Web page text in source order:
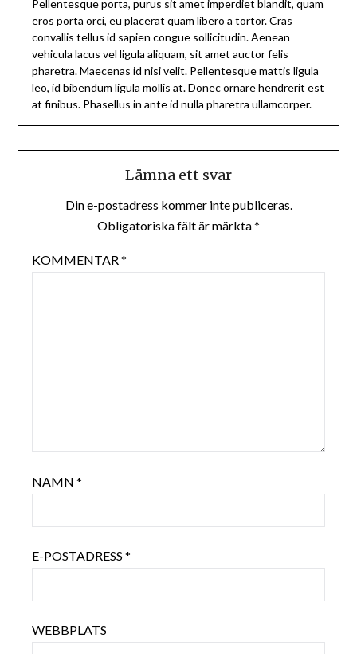
Pellentesque porta, purus sit amet imperdiet blandit, quam
eros porta orci, eu placerat quam libero a tortor. Cras
convallis tellus id sapien congue sollicitudin. Aenean
vehicula lacus vel ligula aliquam, sit amet auctor felis
pharetra. Maecenas id nisi velit. Pellentesque mattis ligula
leo, id bibendum ligula mollis at. Donec ornare hendrerit est
at finibus. Phasellus in ante id nulla pharetra ullamcorper.
Lämna ett svar
Din e-postadress kommer inte publiceras.
Obligatoriska fält är märkta*
KOMMENTAR*
NAMN *
E-POSTADRESS *
WEBBPLATS